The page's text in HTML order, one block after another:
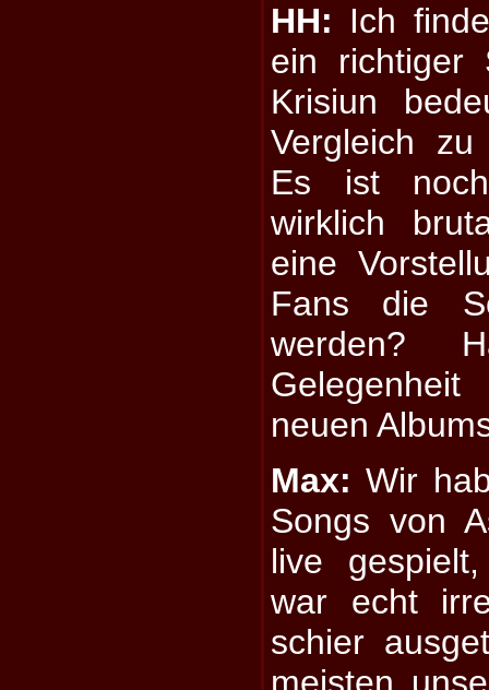
HH: Ich
ein richtiger
Krisiun
Vergleich
Es ist
wirklich
eine
Fans die
werden?
neuen
Max: Wir
Songs von
live
war echt
schier
meisten